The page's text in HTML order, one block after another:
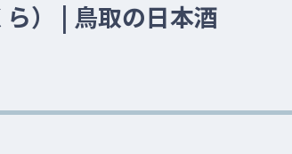
） | 鳥取の日本酒